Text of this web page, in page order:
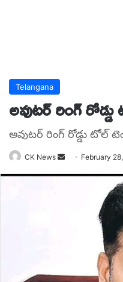
Telangana
అవుటర్ రింగ్
అవుటర్ రింగ్ రోడ్డు టోల్
CK News
Send February